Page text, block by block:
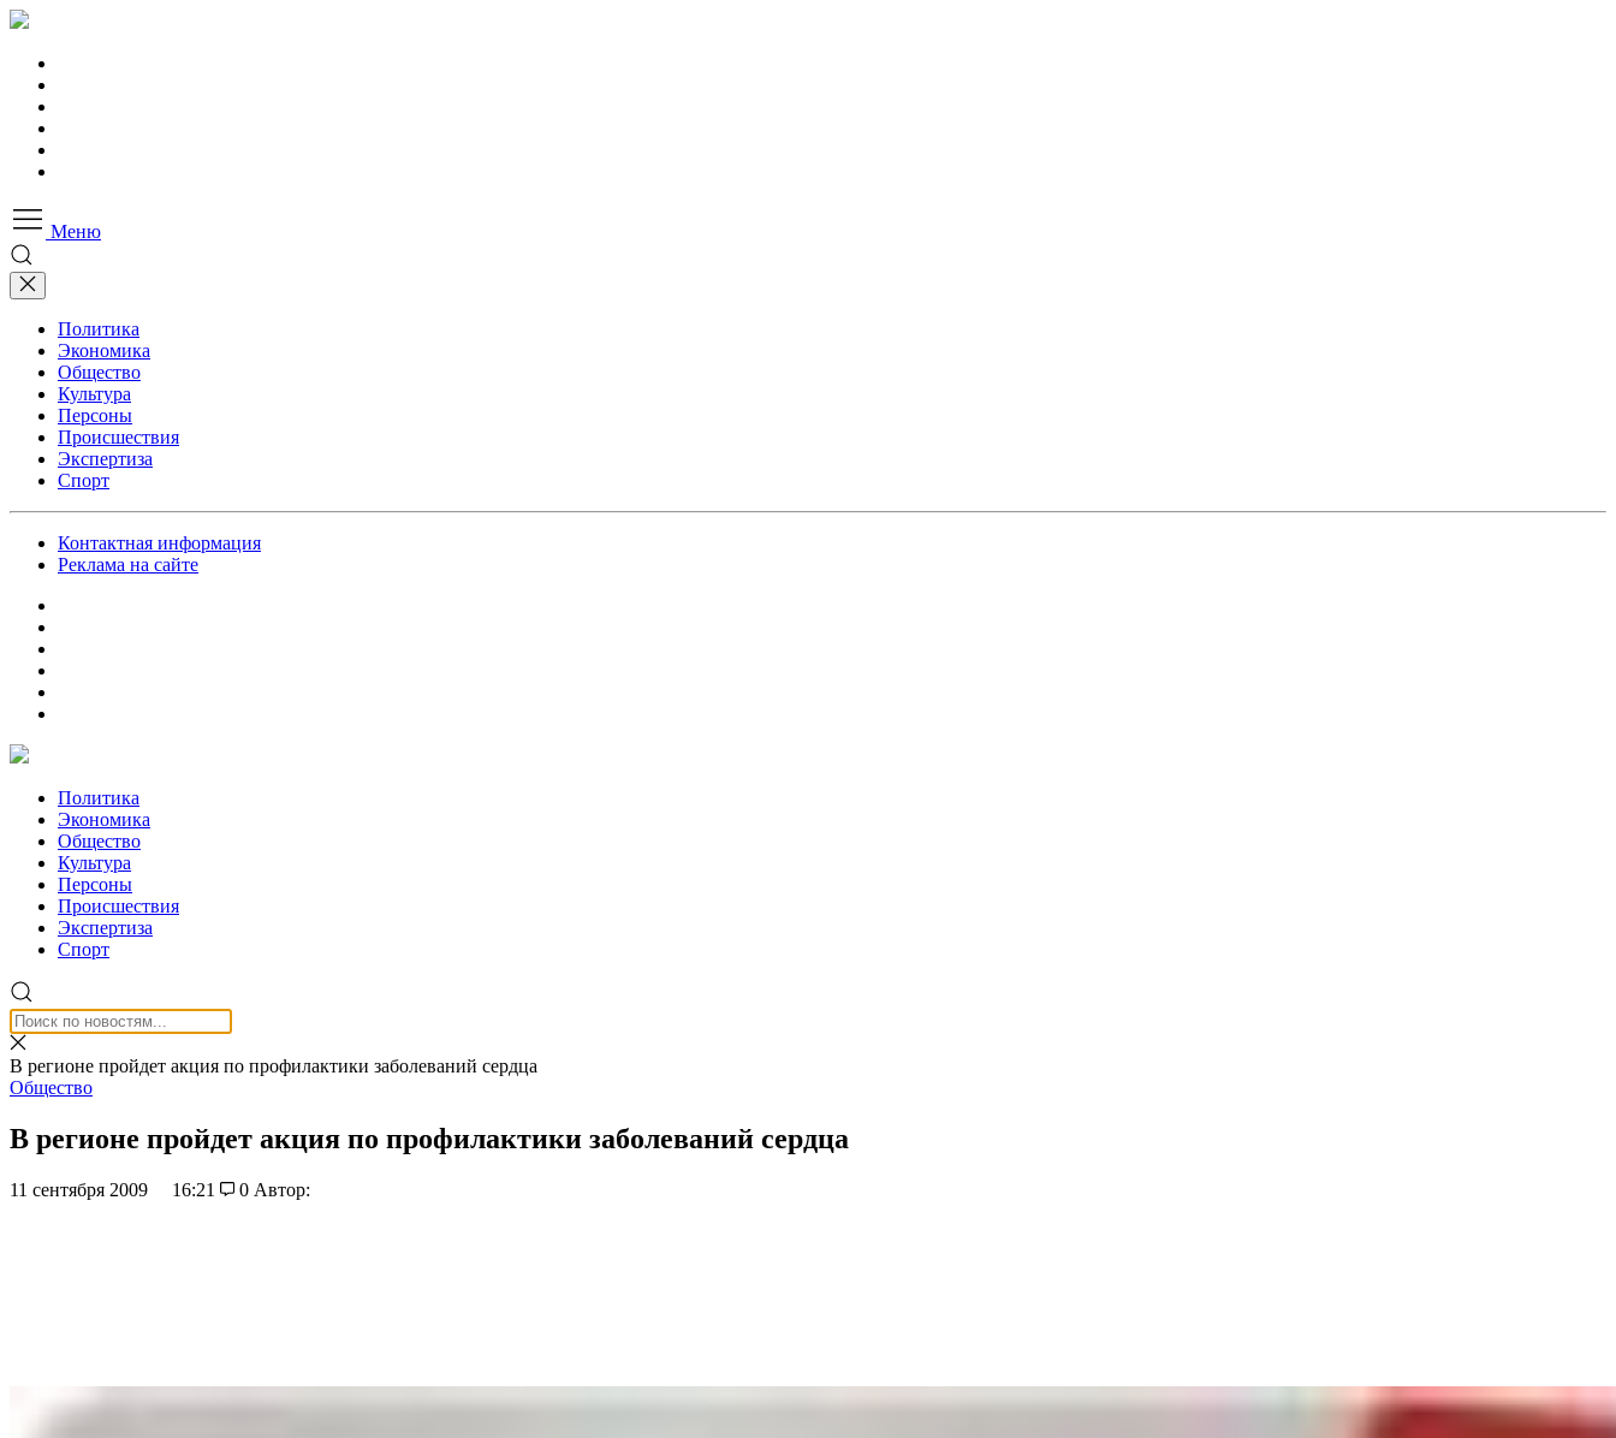
Меню
Политика
Экономика
Общество
Культура
Персоны
Происшествия
Экспертиза
Спорт
Контактная информация
Реклама на сайте
Политика
Экономика
Общество
Культура
Персоны
Происшествия
Экспертиза
Спорт
В регионе пройдет акция по профилактики заболеваний сердца
Общество
В регионе пройдет акция по профилактики заболеваний сердца
11 сентября 2009 16:21 0 Автор: